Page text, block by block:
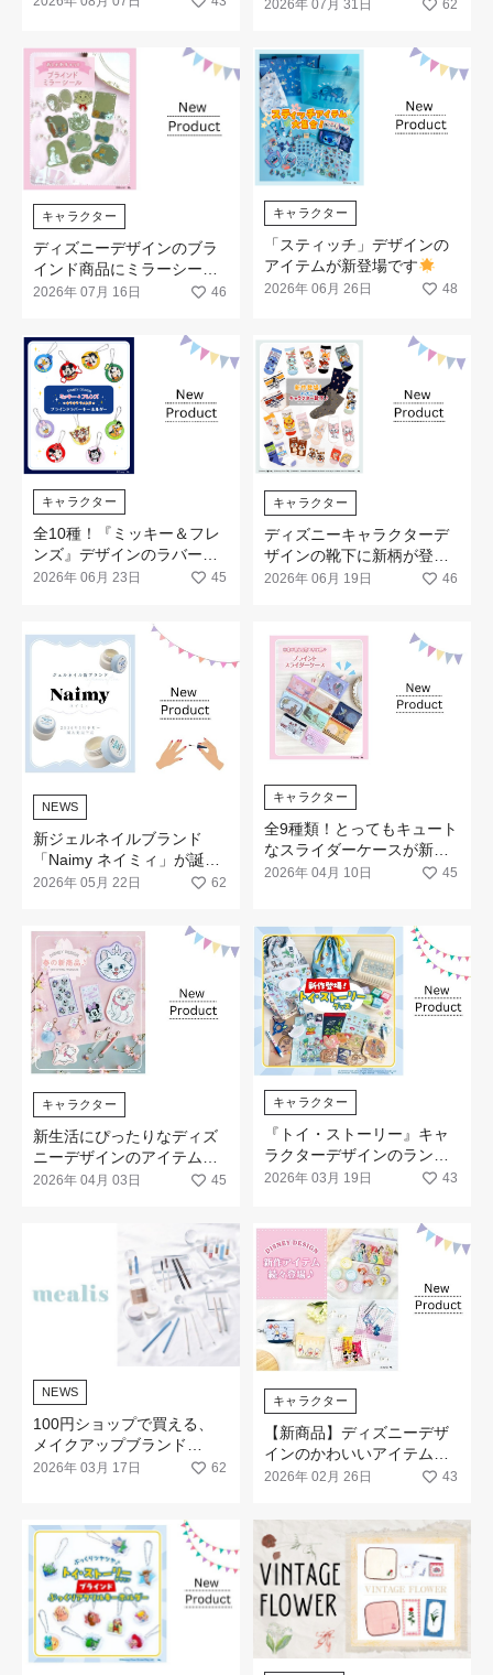
2026年 07月 31日 62
キャラクター
ディズニーデザインのブラ
インド商品にミラーシール
が新登場です♡
2026年 07月 16日 46
キャラクター
「スティッチ」デザインの
アイテムが新登場です
2026年 06月 26日 48
キャラクター
全10種！『ミッキー＆フレ
ンズ』デザインのラバーキ
ーホルダーが発売開始です♪
2026年 06月 23日 45
キャラクター
ディズニーキャラクターデ
ザインの靴下に新柄が登場
です
2026年 06月 19日 46
NEWS
新ジェルネイルブランド
「Naimy ネイミィ」が誕生
します
2026年 05月 22日 62
キャラクター
全9種類！とってもキュート
なスライダーケースが新登
場します♡
2026年 04月 10日 45
キャラクター
新生活にぴったりなディズ
ニーデザインのアイテムが
新登場します
2026年 04月 03日 45
キャラクター
『トイ・ストーリー』キャ
ラクターデザインのランチ
＆文具アイテムが新登場
2026年 03月 19日 43
NEWS
100円ショップで買える、
メイクアップブランド
「mealis（メアリス）」誕
2026年 03月 17日 62
キャラクター
【新商品】ディズニーデザ
インのかわいいアイテムが
続々登場です！
2026年 02月 26日 43